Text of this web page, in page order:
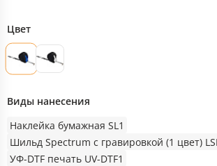
Цвет
Виды нанесения
Наклейка бумажная SL1
Шильд Spectrum с гравировкой (1 цвет)
УФ-DTF печать UV-DTF1